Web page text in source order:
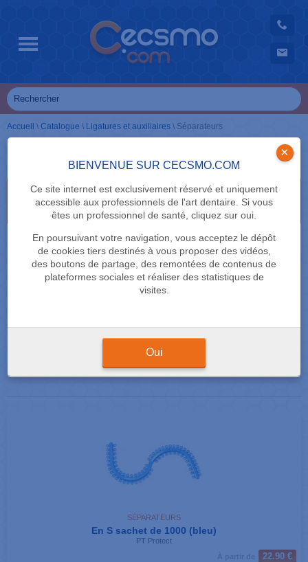
BIENVENUE SUR CECSMO.COM
Ce site internet est exclusivement réservé et uniquement
accessible aux professionnels de l'art dentaire. Si vous
êtes un professionnel de santé, cliquez sur oui.
En poursuivant votre navigation, vous acceptez le dépôt
de cookies tiers destinés à vous proposer des vidéos,
des boutons de partage, des remontées de contenus de
plateformes sociales et réaliser des statistiques de
visites.
×
Oui
Accueil \ Catalogue \ Ligatures et auxiliaires \ Séparateurs
Sélectionnez vos critères de recherche en cliquant
dessus
MARQUE
SÉPARATEURS
En S sachet de 1000 (bleu)
PT Protect
22.90 €